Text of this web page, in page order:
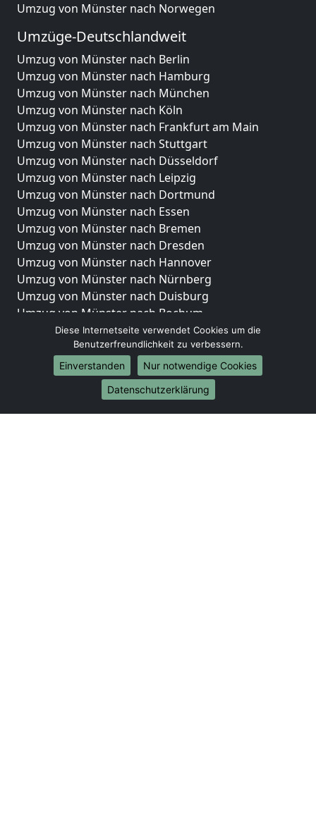
Umzug von Münster nach Norwegen
Umzüge-Deutschlandweit
Umzug von Münster nach Berlin
Umzug von Münster nach Hamburg
Umzug von Münster nach München
Umzug von Münster nach Köln
Umzug von Münster nach Frankfurt am Main
Umzug von Münster nach Stuttgart
Umzug von Münster nach Düsseldorf
Umzug von Münster nach Leipzig
Umzug von Münster nach Dortmund
Umzug von Münster nach Essen
Umzug von Münster nach Bremen
Umzug von Münster nach Dresden
Umzug von Münster nach Hannover
Umzug von Münster nach Nürnberg
Umzug von Münster nach Duisburg
Umzug von Münster nach Bochum
Umzug von Münster nach Wuppertal
Umzug von Münster nach Bielefeld
Umzug von Münster nach Bonn
Umzug von Münster nach Münster
Diese Internetseite verwendet Cookies um die
Benutzerfreundlichkeit zu verbessern.
Einverstanden
Nur notwendige Cookies
Datenschutzerklärung